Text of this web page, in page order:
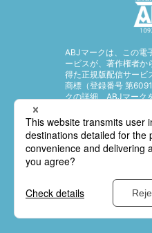
ABJマークは、この電
ービスが、著作権者か
得た正規版配信サービ
商標（登録番号 第
クの詳細、ABJマーク
© SHUEISHA